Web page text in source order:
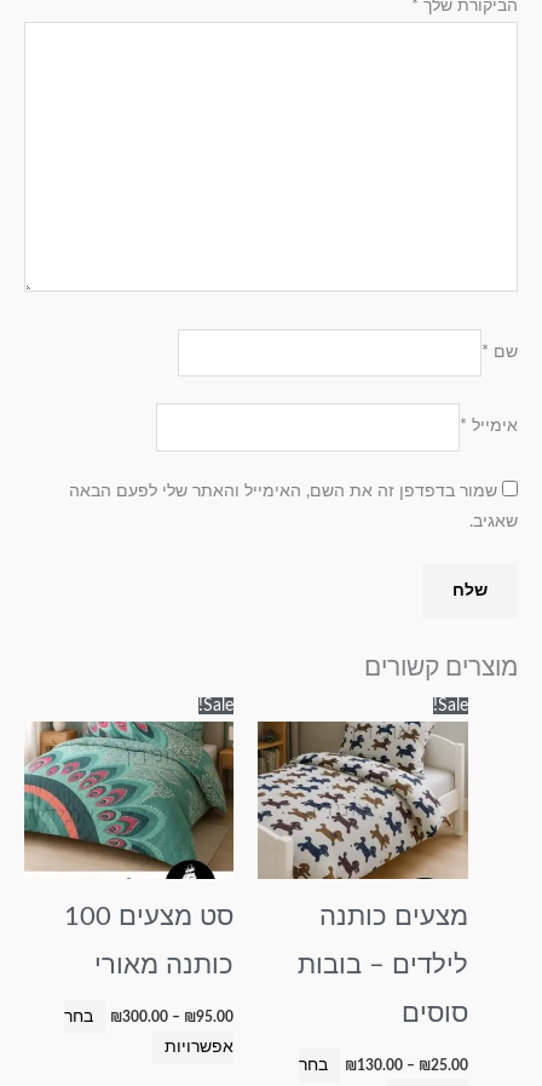
הביקורת שלך *
שם *
אימייל *
שמור בדפדפן זה את השם, האימייל והאתר שלי לפעם הבאה
שאגיב.
מוצרים קשורים
Sale!
מצעים כותנה
לילדים – בובות
סוסים
₪25.00
–
₪130.00
מחירים:
עד
⁦₪130.00⁩
בחר
זה
יש
מספר
סוגים.
ניתן
את
בעמוד
Sale!
סט מצעים 100
כותנה מאורי
₪95.00
–
₪300.00
מחירים:
⁦₪95.00⁩
עד
⁦₪300.00⁩
בחר
אפשרויות
זה
יש
מספר
סוגים.
ניתן
את
בעמוד
המוצר